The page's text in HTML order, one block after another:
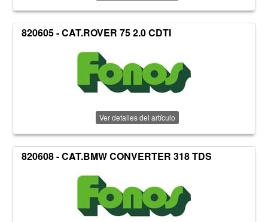
820605 - CAT.ROVER 75 2.0 CDTI
Ver detalles del artículo
820608 - CAT.BMW CONVERTER 318 TDS